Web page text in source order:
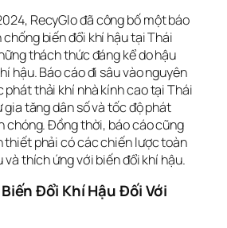
RecyGlo đã công bố một báo
biến đổi khí hậu tại Thái
thách thức đáng kể do hậu
hậu. Báo cáo đi sâu vào nguyên
phát thải khí nhà kính cao tại Thái
gia tăng dân số và tốc độ phát
chóng. Đồng thời, báo cáo cũng
thiết phải có các chiến lược toàn
thích ứng với biến đổi khí hậu.
Đổi Khí Hậu Đối Với